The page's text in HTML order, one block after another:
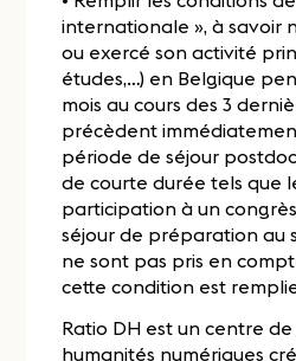
internationale », à savoir
ou exercé son activité
études,…) en Belgique
mois au cours des 3
précèdent
période de séjour
de courte durée tels que
participation à un
séjour de préparation au
ne sont pas pris en
cette condition est
Ratio DH est un centre
humanités numériques